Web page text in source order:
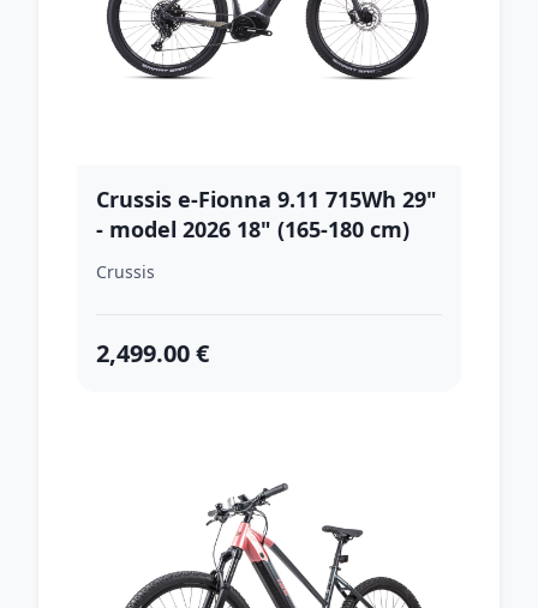
Crussis e-Fionna 9.11 715Wh 29"
- model 2026 18" (165-180 cm)
Crussis
2,499.00 €